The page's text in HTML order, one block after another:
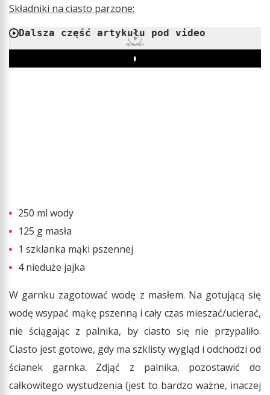
Składniki na ciasto parzone:
Dalsza część artykułu pod video
REKLAMA
Play
250 ml wody
125 g masła
1 szklanka mąki pszennej
4 nieduże jajka
W garnku zagotować wodę z masłem. Na gotującą się
wodę wsypać mąkę pszenną i cały czas mieszać/ucierać,
nie ściągając z palnika, by ciasto się nie przypaliło.
Ciasto jest gotowe, gdy ma szklisty wygląd i odchodzi od
ścianek garnka. Zdjąć z palnika, pozostawić do
całkowitego wystudzenia (jest to bardzo ważne, inaczej